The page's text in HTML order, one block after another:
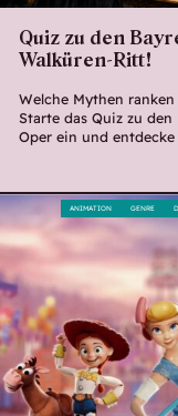
Quiz zu den
Walküren-Ritt!
Welche Mythen
Starte das Quiz zu
Oper ein und
GENRE
ANIMATION